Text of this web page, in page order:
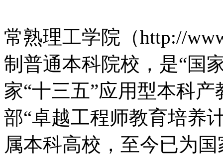
常熟理工学院（http://
制普通本科院校，是“国
家“十三五”应用型本科
部“卓越工程师教育培养
属本科高校，至今已为